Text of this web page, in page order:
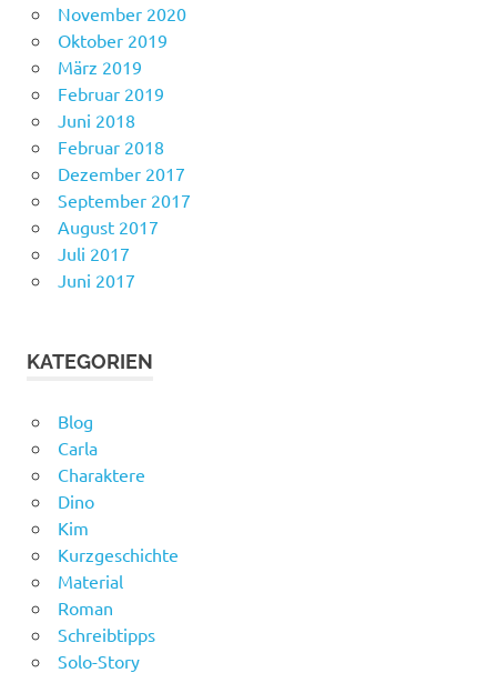
November 2020
Oktober 2019
März 2019
Februar 2019
Juni 2018
Februar 2018
Dezember 2017
September 2017
August 2017
Juli 2017
Juni 2017
KATEGORIEN
Blog
Carla
Charaktere
Dino
Kim
Kurzgeschichte
Material
Roman
Schreibtipps
Solo-Story